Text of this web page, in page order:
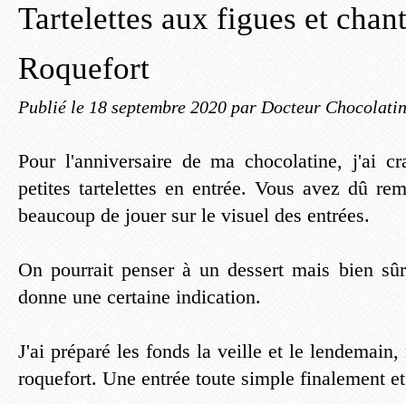
Tartelettes aux figues et
Roquefort
Publié le 18 septembre 2020 par Docteur
Pour l'anniversaire de ma chocolatine, j'ai
petites tartelettes en entrée. Vous avez dû
beaucoup de jouer sur le visuel des entrées.
On pourrait penser à un dessert mais bien
donne une certaine indication.
J'ai préparé les fonds la veille et le
roquefort. Une entrée toute simple finalement